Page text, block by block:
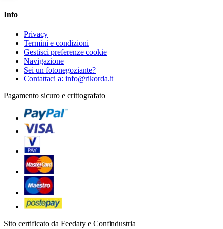
Info
Privacy
Termini e condizioni
Gestisci preferenze cookie
Navigazione
Sei un fotonegoziante?
Contattaci a: info@rikorda.it
Pagamento sicuro e crittografato
Sito certificato da Feedaty e Confindustria